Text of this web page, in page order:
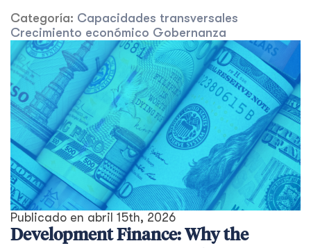
Categoría: Capacidades transversales
Crecimiento económico Gobernanza
Publicado en abril 15th, 2026
Development Finance: Why the